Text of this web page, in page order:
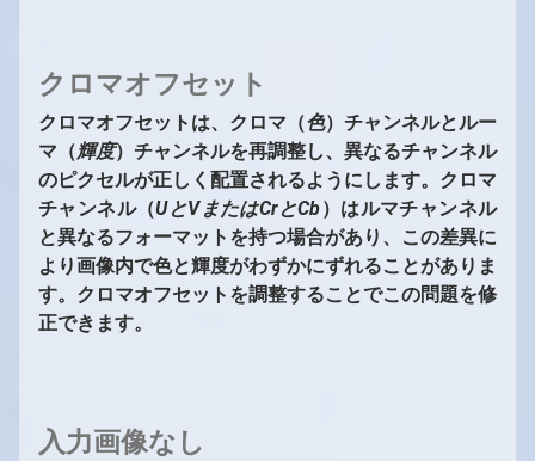
クロマオフセット
クロマオフセットは、クロマ（色）チャンネルとルー
マ（輝度）チャンネルを再調整し、異なるチャンネル
のピクセルが正しく配置されるようにします。クロマ
チャンネル（UとVまたはCrとCb）はルマチャンネル
と異なるフォーマットを持つ場合があり、この差異に
より画像内で色と輝度がわずかにずれることがありま
す。クロマオフセットを調整することでこの問題を修
正できます。
入力画像なし